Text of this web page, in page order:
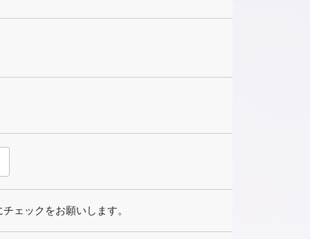
ェックをお願いします。